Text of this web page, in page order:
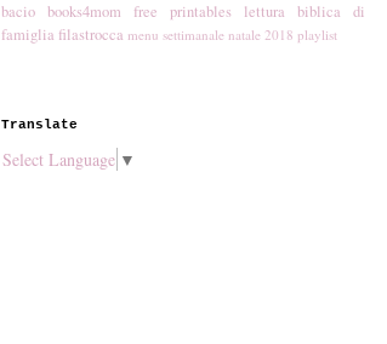
bacio books4mom free printables
lettura biblica di
famiglia filastrocca menu settimanale natale 2018 playlist
Translate
Select Language ▼